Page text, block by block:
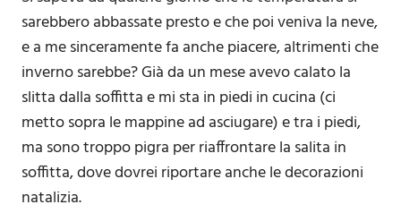
sarebbero abbassate presto e che poi veniva la neve,
e a me sinceramente fa anche piacere, altrimenti che
inverno sarebbe? Già da un mese avevo calato la
slitta dalla soffitta e mi sta in piedi in cucina (ci
metto sopra le mappine ad asciugare) e tra i piedi,
ma sono troppo pigra per riaffrontare la salita in
soffitta, dove dovrei riportare anche le decorazioni
natalizia.